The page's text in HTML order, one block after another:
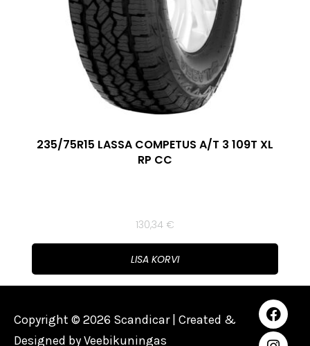
235/75R15 LASSA COMPETUS A/T 3 109T XL
RP CC
130,34 €
LISA KORVI
Copyright © 2026 Scandicar | Created &
Designed byVeebikuningas